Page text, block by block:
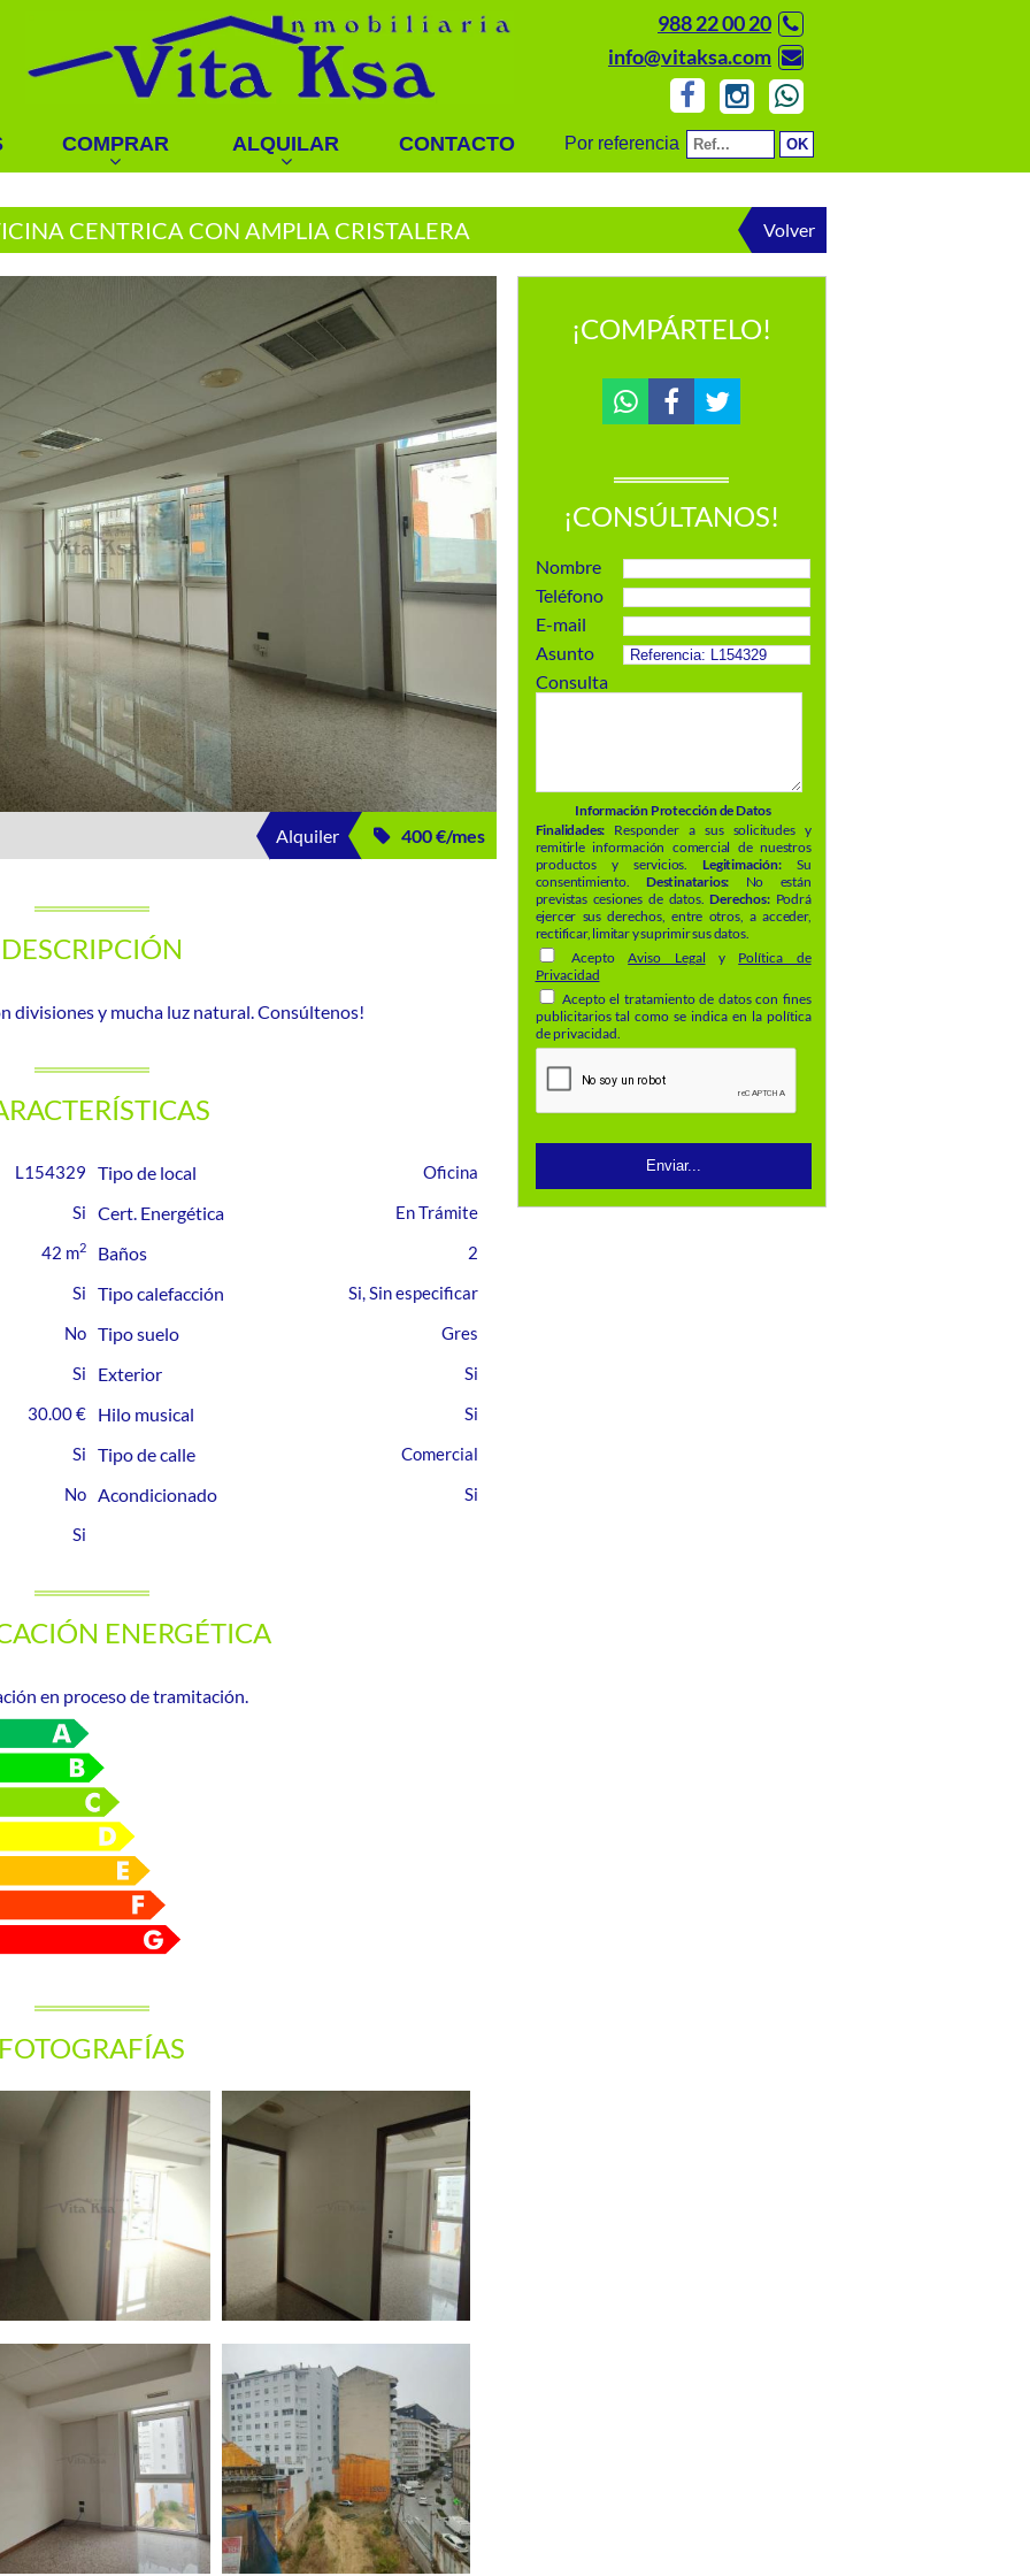
988 22 00 20
info@vitaksa.com
COMPRAR ALQUILAR CONTACTO Por referencia
CENTRICA CON AMPLIA CRISTALERA Volver
Alquiler 400 €/mes
DESCRIPCIÓN
divisiones y mucha luz natural. Consúltenos!
L154329 Tipo de local Oficina
Cert. Energética En Trámite
42 m2 Baños 2
Tipo calefacción Si, Sin especificar
Tipo suelo Gres
Exterior
30.00 €
Hilo musical
Tipo de calle Comercial
Acondicionado
ENERGÉTICA
en proceso de tramitación.
FOTOGRAFÍAS
¡COMPÁRTELO!
¡CONSÚLTANOS!
Nombre
Teléfono
E-mail
Asunto
Consulta
Información Protección de Datos
Finalidades: Responder a sus solicitudes y
remitirle información comercial de nuestros
productos y servicios.Legitimación:Su
consentimiento. Destinatarios: No están
previstas cesiones de datos.Derechos:Podrá
ejercer sus derechos, entre otros, a acceder,
rectificar, limitar y suprimir sus datos.
AceptoAviso Legal y Política de
Privacidad
Acepto el tratamiento de datos con fines
publicitarios tal como se indica en la política
de privacidad.